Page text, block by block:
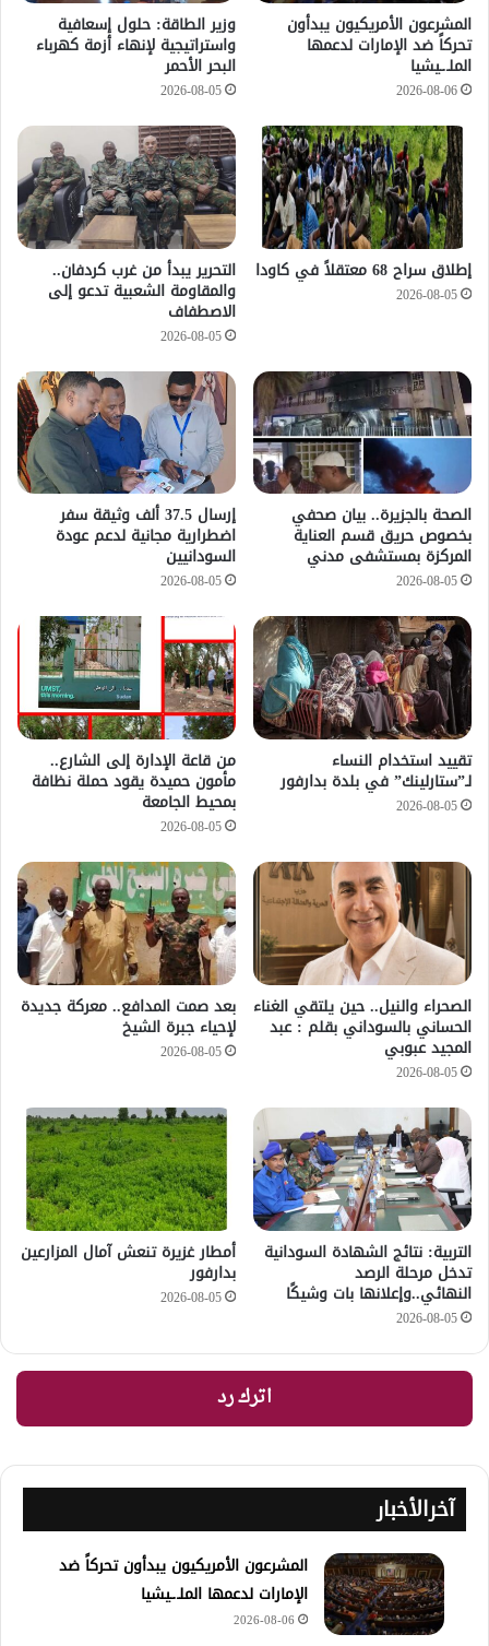
المشرعون الأمريكيون يبدأون
تحركاً ضد الإمارات لدعمها
الملـ.ـيشيا
2026-08-06
وزير الطاقة: حلول إسعافية
واستراتيجية لإنهاء أزمة كهرباء
البحر الأحمر
2026-08-05
إطلاق سراح 68 معتقلاً في كاودا
2026-08-05
التحرير يبدأ من غرب كردفان..
والمقاومة الشعبية تدعو إلى
الاصطفاف
2026-08-05
الصحة بالجزيرة.. بيان صحفي
بخصوص حريق قسم العناية
المركزة بمستشفى مدني
2026-08-05
إرسال 37.5 ألف وثيقة سفر
اضطرارية مجانية لدعم عودة
السودانيين
2026-08-05
تقييد استخدام النساء
لـ”ستارلينك” في بلدة بدارفور
2026-08-05
من قاعة الإدارة إلى الشارع..
مأمون حميدة يقود حملة نظافة
بمحيط الجامعة
2026-08-05
الصحراء والنيل.. حين يلتقي الغناء
الحساني بالسوداني بقلم : عبد
المجيد عبوبي
2026-08-05
بعد صمت المدافع.. معركة جديدة
لإحياء جبرة الشيخ
2026-08-05
التربية: نتائج الشهادة السودانية
تدخل مرحلة الرصد
النهائي..وإعلانها بات وشيكًا
2026-08-05
أمطار غزيرة تنعش آمال المزارعين
بدارفور
2026-08-05
اترك رد
آخرالأخبار
المشرعون الأمريكيون يبدأون تحركاً ضد
الإمارات لدعمها الملـ.ـيشيا
2026-08-06